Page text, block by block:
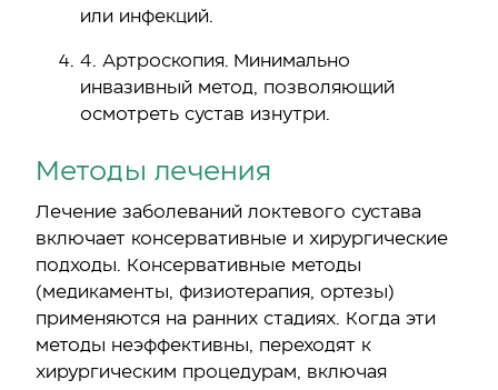
или инфекций.
4. Артроскопия. Минимально
инвазивный метод, позволяющий
осмотреть сустав изнутри.
Методы лечения
Лечение заболеваний локтевого сустава
включает консервативные и хирургические
подходы. Консервативные методы
(медикаменты, физиотерапия, ортезы)
применяются на ранних стадиях. Когда эти
методы неэффективны, переходят к
хирургическим процедурам, включая